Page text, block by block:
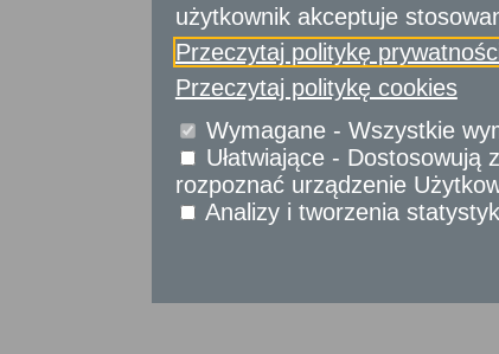
Wrota Mazowsza
Strona mobilna
Projekt współfinansowany przez Unię
użytkownik akceptuje
Przeczytaj politykę
Przeczytaj politykę cookies
Wymagane - Wszystkie
Ułatwiające -
rozpoznać urządzenie
Analizy i tworzenia